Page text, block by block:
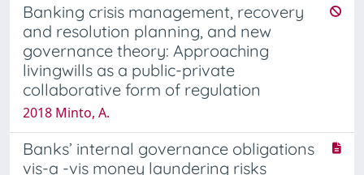
Banking crisis management, recovery
and resolution planning, and new
governance theory: Approaching
livingwills as a public-private
collaborative form of regulation
2018 Minto, A.
Banks’ internal governance obligations
vis-a -vis money laundering risks